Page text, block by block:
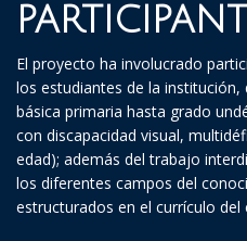
El proyecto ha involucrado
los estudiantes de la
básica primaria hasta grado
con discapacidad visual,
edad); además del trabajo
los diferentes campos del
estructurados en el currículo del